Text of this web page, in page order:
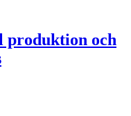
och